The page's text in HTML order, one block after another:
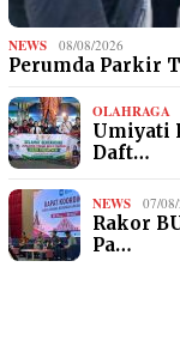
NEWS 08/08/2026
Perumda Parkir
OLAHRAGA
Umiyati
Daft…
NEWS 07/
Rakor
Pa…